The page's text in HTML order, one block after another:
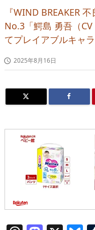
『WIND BREAKER
No.3「鰐島 勇吾（
てプレイアブルキャ
 2025年8月16日